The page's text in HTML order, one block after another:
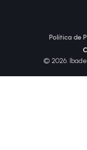
© 2026.
Política de